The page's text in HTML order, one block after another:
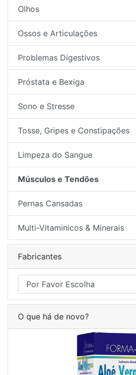
Olhos
Ossos e Articulações
Problemas Digestivos
Próstata e Bexiga
Sono e Stresse
Tosse, Gripes e Constipações
Limpeza do Sangue
Músculos e Tendões
Pernas Cansadas
Multi-Vitaminicos & Minerais
Fabricantes
O que há de novo?